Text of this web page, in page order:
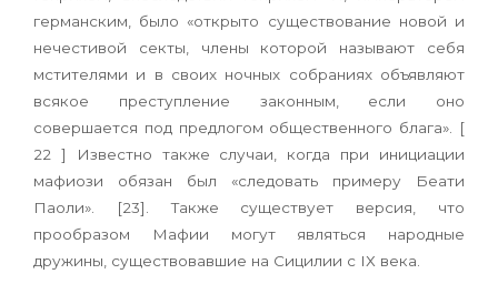
германским, было «открыто существование новой и
нечестивой секты, члены которой называют себя
мстителями и в своих ночных собраниях объявляют
всякое преступление законным, если оно
совершается под предлогом общественного блага». [
22 ] Известно также случаи, когда при инициации
мафиози обязан был «следовать примеру Беати
Паоли». [23]. Также существует версия, что
прообразом Мафии могут являться народные
дружины, существовавшие на Сицилии с IХ века.